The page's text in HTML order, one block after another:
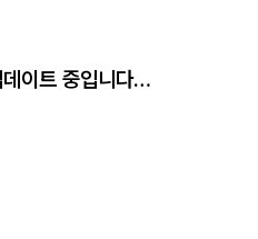
이트 중입니다…